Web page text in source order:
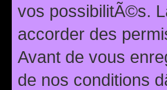
vos possibilitÃ©s.
accorder des
Avant de vous
de nos conditions